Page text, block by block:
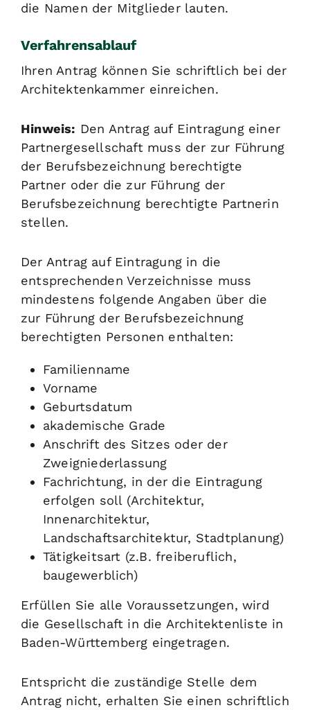
die Namen der Mitglieder lauten.
Verfahrensablauf
Ihren Antrag können Sie schriftlich bei der
Architektenkammer einreichen.
Hinweis: Den Antrag auf Eintragung einer
Partnergesellschaft muss der zur Führung
der Berufsbezeichnung berechtigte
Partner oder die zur Führung der
Berufsbezeichnung berechtigte Partnerin
stellen.
Der Antrag auf Eintragung in die
entsprechenden Verzeichnisse muss
mindestens folgende Angaben über die
zur Führung der Berufsbezeichnung
berechtigten Personen enthalten:
Familienname
Vorname
Geburtsdatum
akademische Grade
Anschrift des Sitzes oder der
Zweigniederlassung
Fachrichtung, in der die Eintragung
erfolgen soll (Architektur,
Innenarchitektur,
Landschaftsarchitektur, Stadtplanung)
Tätigkeitsart (z.B. freiberuflich,
baugewerblich)
Erfüllen Sie alle Voraussetzungen, wird
die Gesellschaft in die Architektenliste in
Baden-Württemberg eingetragen.
Entspricht die zuständige Stelle dem
Antrag nicht, erhalten Sie einen schriftlich